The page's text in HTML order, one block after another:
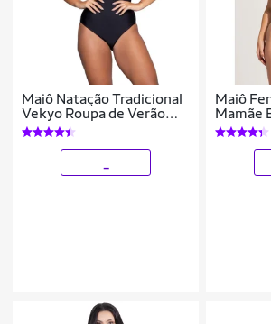
Maiô Natação Tradicional
Vekyo Roupa de Verão
Básico Moda Praia
Tamanho:P;Cor:;Gênero:Mulher
Maiô
Mamãe
Praia
Modas